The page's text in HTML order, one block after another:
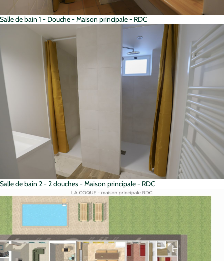
Salle de bain 1 - Douche - Maison principale - RDC
Salle de bain 2 - 2 douches - Maison principale - RDC